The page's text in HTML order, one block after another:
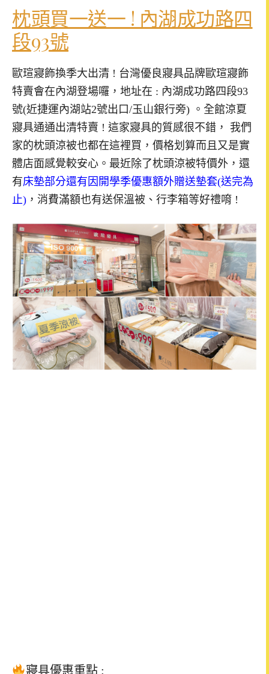
枕頭買一送一 ! 內湖成功路四
段93號
歐瑄寢飾換季大出清 ! 台灣優良寢具品牌歐瑄寢飾
特賣會在內湖登場囉，地址在 : 內湖成功路四段93
號(近捷運內湖站2號出口/玉山銀行旁) 。全館涼夏
寢具通通出清特賣 ! 這家寢具的質感很不錯， 我們
家的枕頭涼被也都在這裡買，價格划算而且又是實
體店面感覺較安心。最近除了枕頭涼被特價外，還
有床墊部分還有因開學季優惠額外贈送墊套(送完為
止) ，消費滿額也有送保溫被、行李箱等好禮唷 !
寢具優惠重點: